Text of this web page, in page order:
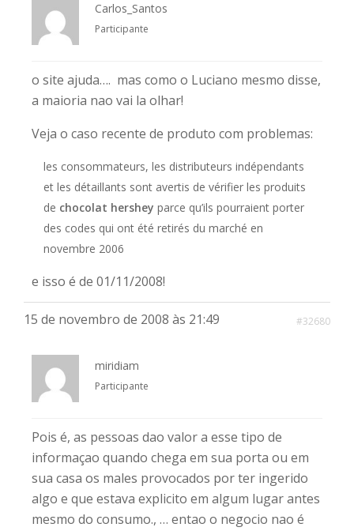
Carlos_Santos
Participante
o site ajuda…. mas como o Luciano mesmo disse,
a maioria nao vai la olhar!
Veja o caso recente de produto com problemas:
les consommateurs, les distributeurs indépendants
et les détaillants sont avertis de vérifier les produits
de chocolat hershey parce qu’ils pourraient porter
des codes qui ont été retirés du marché en
novembre 2006
e isso é de 01/11/2008!
15 de novembro de 2008 às 21:49 #32680
miridiam
Participante
Pois é, as pessoas dao valor a esse tipo de
informaçao quando chega em sua porta ou em
sua casa os males provocados por ter ingerido
algo e que estava explicito em algum lugar antes
mesmo do consumo., … entao o negocio nao é